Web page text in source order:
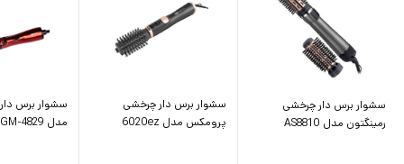
سشوار برس دار چرخشی
رمینگتون مدل AS8810
سشوار برس دار چرخشی
پرومکس مدل 6020ez
سشوار برس
مدل GM-4829